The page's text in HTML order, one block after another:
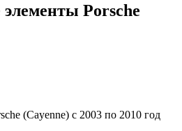
Porsche
(Cayenne) с 2003 по 2010 год